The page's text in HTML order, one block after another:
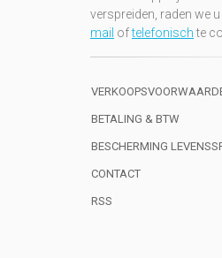
verspreiden, raden we
mail oftelefonischte
BETALING & BTW
BESCHERMING
CONTACT
RSS